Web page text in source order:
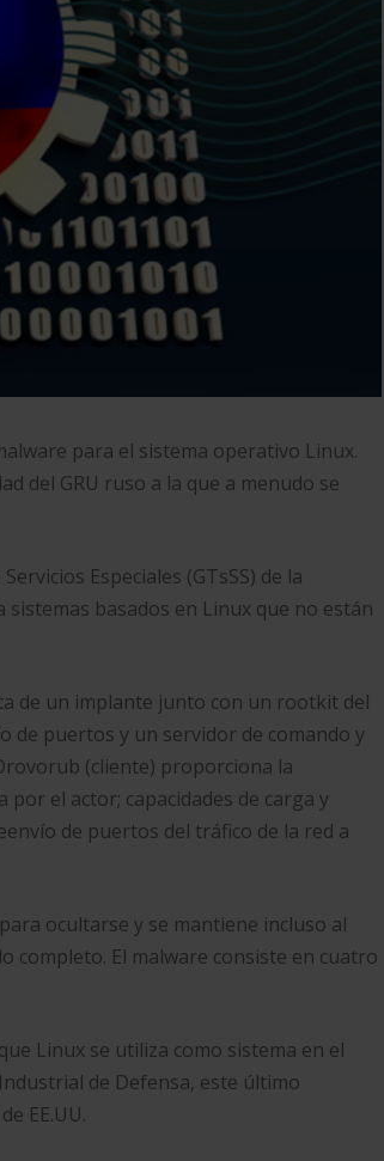
para el sistema operativo Linux.
del GRU ruso a la que a menudo se
Especiales (GTsSS) de la
sistemas basados en Linux que no están
de un implante junto con un rootkit del
de puertos y un servidor de comando y
(cliente) proporciona la
el actor; capacidades de carga y
de puertos del tráfico de la red a
ocultarse y se mantiene incluso al
completo. El malware consiste en cuatro
Linux se utiliza como sistema en el
de Defensa, este último
EE.UU.